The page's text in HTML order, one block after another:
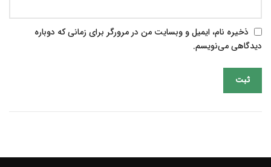
ذخیره نام، ایمیل و وبسایت من در مرورگر برای زمانی که دوباره
دیدگاهی می‌نویسم.